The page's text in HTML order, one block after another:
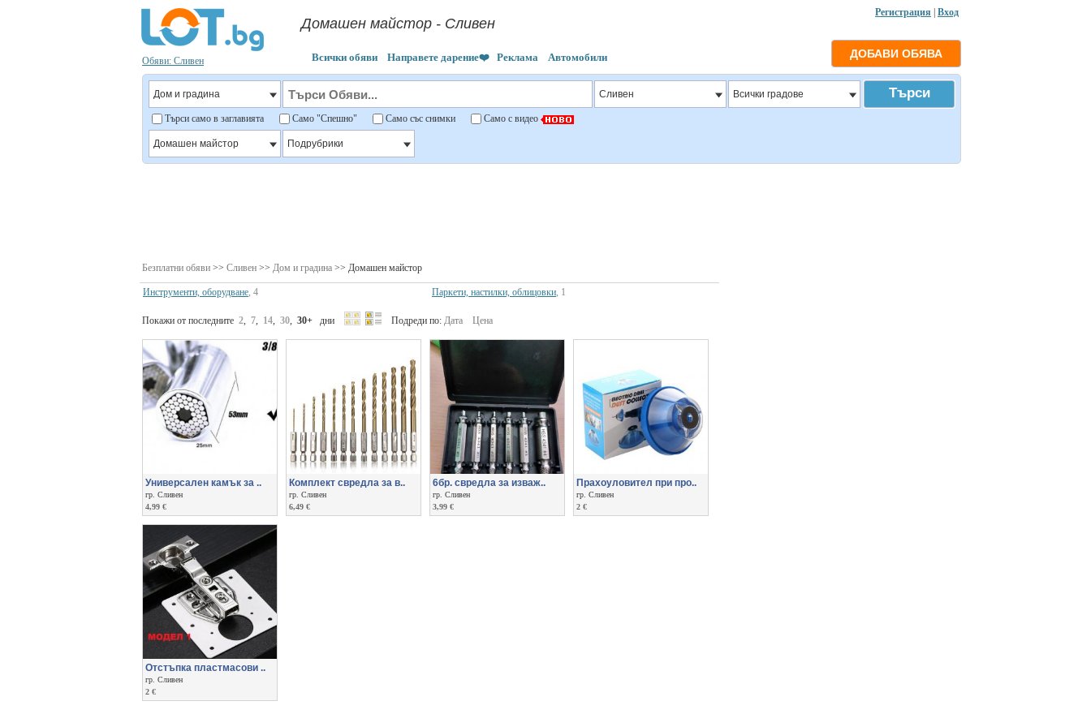
Регистрация Вход
Обяви: Сливен
Домашен майстор - Сливен
Всички обяви Направете дарение❤️ Реклама Автомобили
Търси само в заглавията Само "Спешно" Само със снимки Само с видео
Безплатни обяви >> Сливен >> Дом и градина >> Домашен майстор
Инструменти, оборудване, 4 Паркети, настилки, облицовки, 1
Покажи от последните 2 7 14 30 30+ дни Подреди по: Дата Цена
Универсален камък за ..
гр. Сливен
4,99 €
Комплект свредла за в..
гр. Сливен
6,49 €
6бр. свредла за изваж..
гр. Сливен
3,99 €
Прахоуловител при про..
гр. Сливен
2 €
Отстъпка пластмасови ..
гр. Сливен
2 €